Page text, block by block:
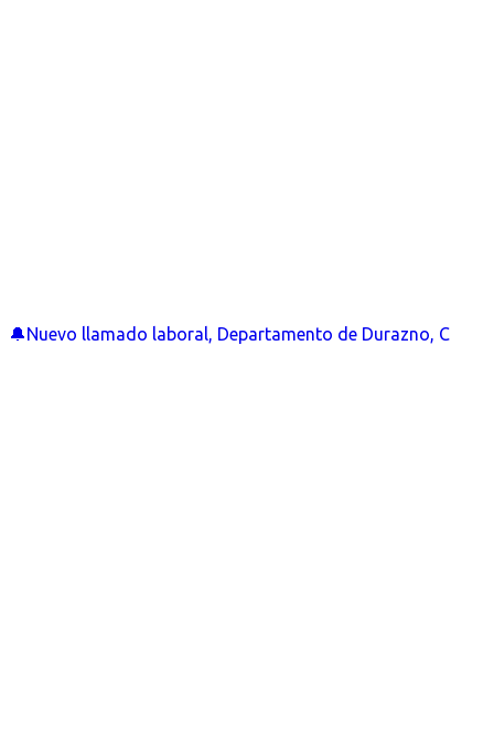
🔔Nuevo llamado laboral, Departamento de Durazno, C